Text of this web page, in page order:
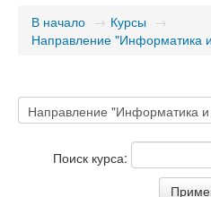
В начало → Курсы →
Направление "Информатика
Поиск курса: